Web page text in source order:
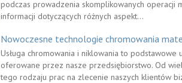
podczas prowadzenia skomplikowanych operacji
informacji dotyczących różnych aspekt...
Nowoczesne technologie chromowania
Usługa chromowania i niklowania to podstawowe
oferowane przez nasze przedsiębiorstwo. Od
tego rodzaju prac na zlecenie naszych klientów